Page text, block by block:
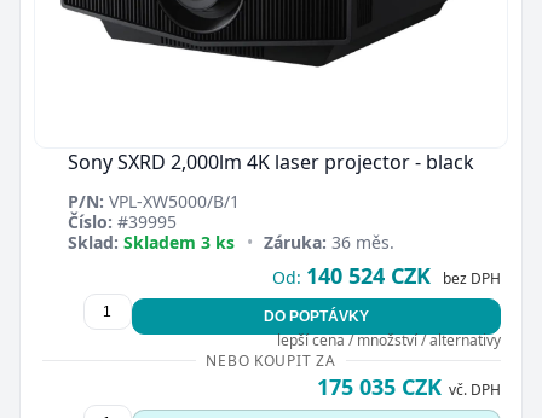
Sony SXRD 2,000lm 4K laser projector - black
P/N: VPL-XW5000/B/1
Číslo: #39995
Sklad: Skladem 3 ks • Záruka: 36 měs.
Od: 140 524 CZK bez DPH
DO POPTÁVKY
lepší cena / množství / alternativy
NEBO KOUPIT ZA
175 035 CZK vč. DPH